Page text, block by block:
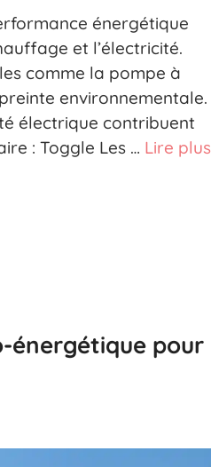
énergétique
et l’électricité.
comme la pompe à
environnementale.
électrique contribuent
: Toggle Les … Lire plus
énergétique pour